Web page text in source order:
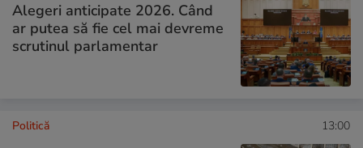
Alegeri anticipate 2026. Când
ar putea să fie cel mai devreme
scrutinul parlamentar
Politică 13:00